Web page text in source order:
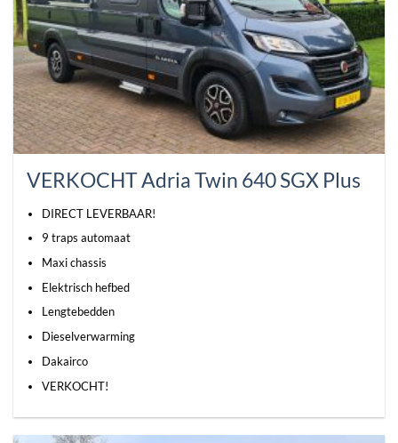
VERKOCHT Adria Twin 640 SGX Plus
DIRECT LEVERBAAR!
9 traps automaat
Maxi chassis
Elektrisch hefbed
Lengtebedden
Dieselverwarming
Dakairco
VERKOCHT!